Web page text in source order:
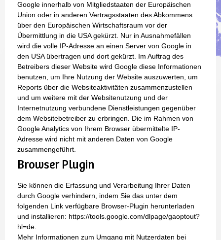
Google innerhalb von Mitgliedstaaten der Europäischen
Union oder in anderen Vertragsstaaten des Abkommens
über den Europäischen Wirtschaftsraum vor der
Übermittlung in die USA gekürzt. Nur in Ausnahmefällen
wird die volle IP-Adresse an einen Server von Google in
den USA übertragen und dort gekürzt. Im Auftrag des
Betreibers dieser Website wird Google diese Informationen
benutzen, um Ihre Nutzung der Website auszuwerten, um
Reports über die Websiteaktivitäten zusammenzustellen
und um weitere mit der Websitenutzung und der
Internetnutzung verbundene Dienstleistungen gegenüber
dem Websitebetreiber zu erbringen. Die im Rahmen von
Google Analytics von Ihrem Browser übermittelte IP-
Adresse wird nicht mit anderen Daten von Google
zusammengeführt.
Browser Plugin
Sie können die Erfassung und Verarbeitung Ihrer Daten
durch Google verhindern, indem Sie das unter dem
folgenden Link verfügbare Browser-Plugin herunterladen
und installieren: https://tools.google.com/dlpage/gaoptout?
hl=de.
Mehr Informationen zum Umgang mit Nutzerdaten bei